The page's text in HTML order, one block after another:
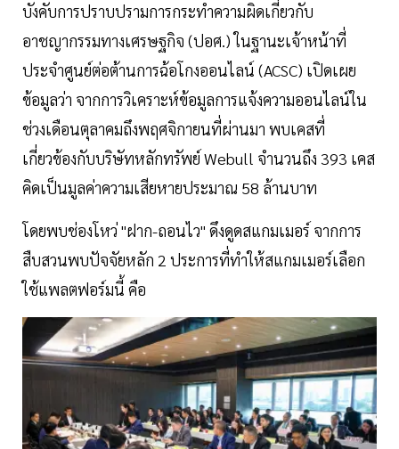
บังคับการปราบปรามการกระทำความผิดเกี่ยวกับ
อาชญากรรมทางเศรษฐกิจ (ปอศ.) ในฐานะเจ้าหน้าที่
ประจำศูนย์ต่อต้านการฉ้อโกงออนไลน์ (ACSC) เปิดเผย
ข้อมูลว่า จากการวิเคราะห์ข้อมูลการแจ้งความออนไลน์ใน
ช่วงเดือนตุลาคมถึงพฤศจิกายนที่ผ่านมา พบเคสที่
เกี่ยวข้องกับบริษัทหลักทรัพย์ Webull จำนวนถึง 393 เคส
คิดเป็นมูลค่าความเสียหายประมาณ 58 ล้านบาท
โดยพบช่องโหว่ "ฝาก-ถอนไว" ดึงดูดสแกมเมอร์ จากการ
สืบสวนพบปัจจัยหลัก 2 ประการที่ทำให้สแกมเมอร์เลือก
ใช้แพลตฟอร์มนี้ คือ